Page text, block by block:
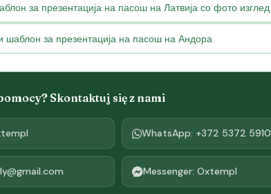
за презентација на пасош на Латвија со фото изглед
шаблон за презентација на пасош на Андора
Skontaktuj się z nami
WhatsApp: +372 5372 5910
Messenger: Oxtempl